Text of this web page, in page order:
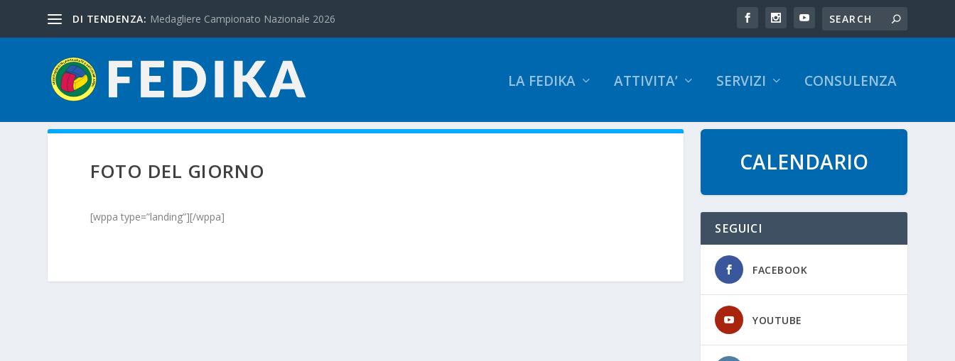
DI TENDENZA: Medagliere Campionato Nazionale 2026
LA FEDIKA ATTIVITA’ SERVIZI CONSULENZA
FOTO DEL GIORNO
[wppa type=”landing”][/wppa]
CALENDARIO
SEGUICI
FACEBOOK
YOUTUBE